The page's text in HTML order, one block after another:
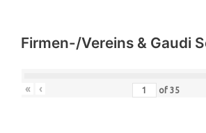
Firmen-/Vereins & Gaudi
« ‹ of 35